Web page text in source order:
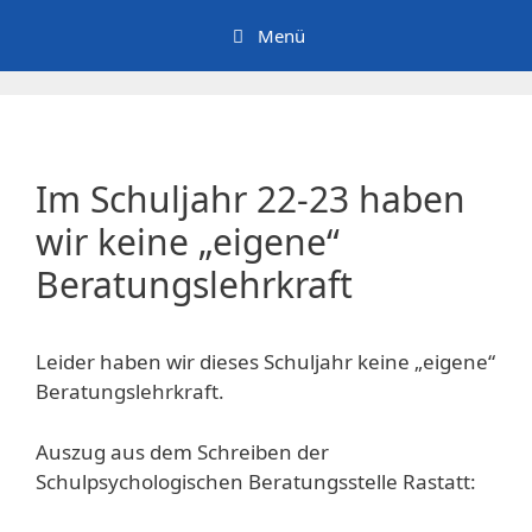
springen
Menü
Im Schuljahr 22-23 haben
wir keine „eigene“
Beratungslehrkraft
Leider haben wir dieses Schuljahr keine „eigene“
Beratungslehrkraft.
Auszug aus dem Schreiben der
Schulpsychologischen Beratungsstelle Rastatt: